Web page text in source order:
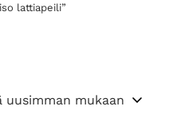
lattiapeili”